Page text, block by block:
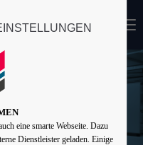
MENU
eine smarte Webseite. Dazu
Dienstleister geladen. Einige